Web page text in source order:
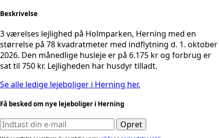
Beskrivelse
3 værelses lejlighed på Holmparken, Herning med en
størrelse på 78 kvadratmeter med indflytning d. 1. oktober
2026. Den månedlige husleje er på 6.175 kr og forbrug er
sat til 750 kr. Lejligheden har husdyr tilladt.
Se alle ledige lejeboliger i Herning her.
Få besked om nye lejeboliger i Herning